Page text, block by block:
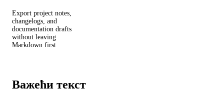
Export project notes,
changelogs, and
documentation drafts
without leaving
Markdown first.
Важећи текст